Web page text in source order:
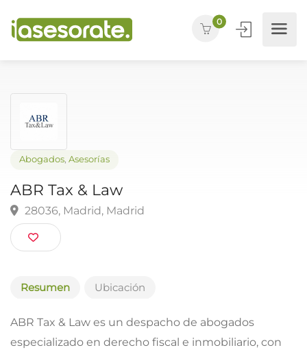
0
ABR Tax & Law
28036, Madrid, Madrid
Resumen Ubicación
ABR Tax & Law es un despacho de abogados
especializado en derecho fiscal e inmobiliario, con